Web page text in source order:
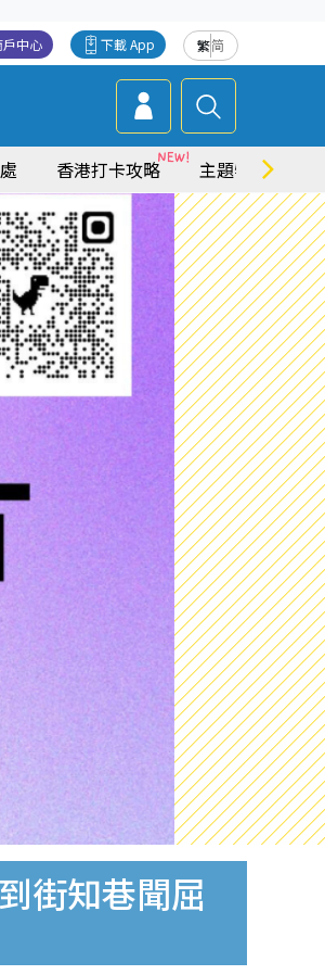
繁简
下載 App
戶中心
香港打卡攻略 主題特集
街知巷聞屈